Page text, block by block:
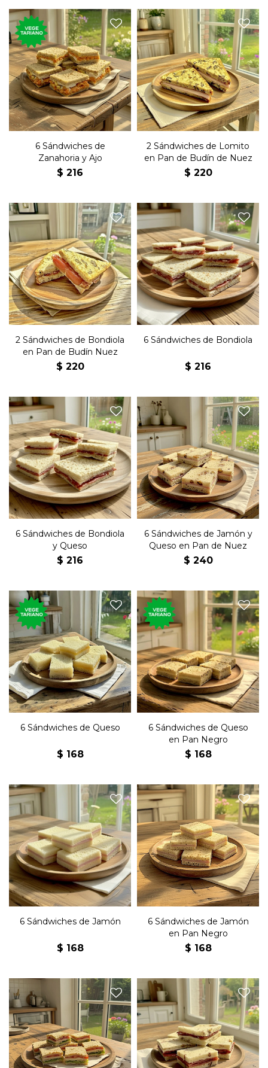
Seis sándwiches de copetín
con zanahoria, ajo, huevo y
mayonesa en pan negro
6 Sándwiches de
Zanahoria y Ajo
$ 216
Dos sándwiches con lomito
y manteca en pan de budín
de nuez.
2 Sándwiches de Lomito
en Pan de Budín de Nuez
$ 220
Dos sándwiches con
bondiola y manteca en pan
de budín de nuez.
2 Sándwiches de Bondiola
en Pan de Budín Nuez
$ 220
Seis sándwiches de copetín
con bondiola y manteca en
pan negro.
6 Sándwiches de Bondiola
$ 216
Seis sándwiches de copetín
con bondiola, queso y
manteca en pan negro.
6 Sándwiches de Bondiola
y Queso
$ 216
Seis sándwiches de copetín
con jamón, queso y
manteca en pan de nuez.
6 Sándwiches de Jamón y
Queso en Pan de Nuez
$ 240
Seis sándwiches de copetín
con queso y manteca en
pan blanco.
6 Sándwiches de Queso
$ 168
Seis sándwiches de copetín
con queso y manteca en
pan negro
6 Sándwiches de Queso
en Pan Negro
$ 168
Seis sándwiches de copetín
con jamón y manteca en
pan blanco.
6 Sándwiches de Jamón
$ 168
Seis sándwiches de copetín
con jamón y manteca en
pan negro.
6 Sándwiches de Jamón
en Pan Negro
$ 168
Seis sándwiches de copetín
olímpicos con jamón, queso,
lechuga, tomate, huevo
duro, manteca y mayonesa
en pan negro.
Seis sándwiches de copetín
con bondiola, queso y
manteca en pan de nuez.